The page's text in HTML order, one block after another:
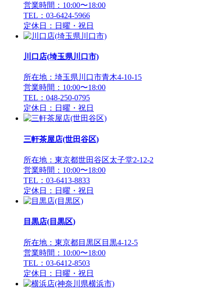
営業時間：10:00〜18:00
TEL：03-6424-5966
定休日：日曜・祝日
川口店(埼玉県川口市)
所在地：埼玉県川口市青木4-10-15
営業時間：10:00〜18:00
TEL：048-250-0795
定休日：日曜・祝日
三軒茶屋店(世田谷区)
所在地：東京都世田谷区太子堂2-12-2
営業時間：10:00〜18:00
TEL：03-6413-8833
定休日：日曜・祝日
目黒店(目黒区)
所在地：東京都目黒区目黒4-12-5
営業時間：10:00〜18:00
TEL：03-6412-8503
定休日：日曜・祝日